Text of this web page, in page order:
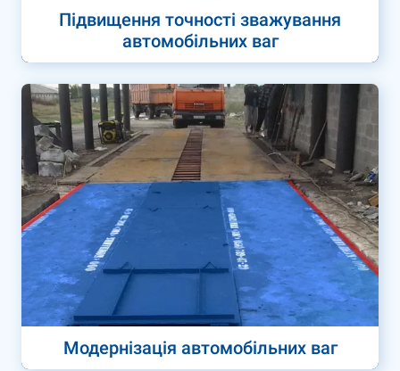
Підвищення точності зважування
автомобільних ваг
Модернізація автомобільних ваг